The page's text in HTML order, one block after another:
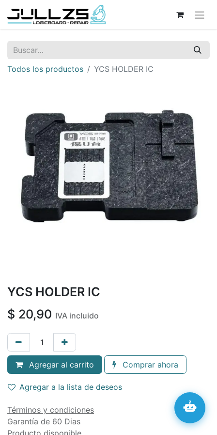
Todos los productos YCS HOLDER IC
YCS HOLDER IC
$ 20,90 IVA incluido
Agregar al carrito Comprar ahora
Agregar a la lista de deseos
Términos y condiciones
Garantía de 60 Dias
Producto disponible